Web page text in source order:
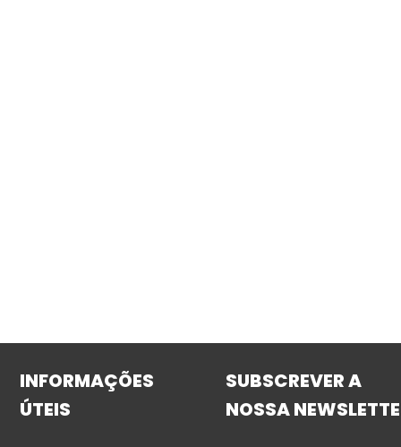
INFORMAÇÕES
ÚTEIS
SUBSCREVER A
NOSSA